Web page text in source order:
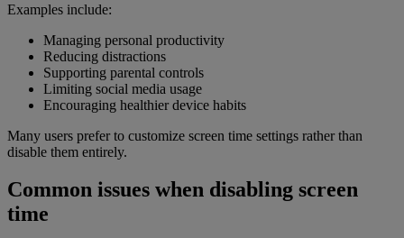
Examples include:
Managing personal productivity
Reducing distractions
Supporting parental controls
Limiting social media usage
Encouraging healthier device habits
Many users prefer to customize screen time settings rather than
disable them entirely.
Common issues when disabling screen
time